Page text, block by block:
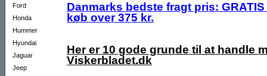
Ford
Honda
Hummer
Hyundai
Jaguar
Jeep
Danmarks bedste fragt pris:
køb over 375 kr.
Her er 10 gode grunde til at handle
Viskerbladet.dk